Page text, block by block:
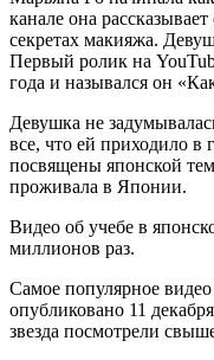
канале она
секретах макияжа.
Первый ролик на
года и назывался он
Девушка не
все, что ей приходило
посвящены японской
проживала в Японии.
Видео об учебе в
миллионов раз.
Самое популярное
опубликовано 11
звезда посмотрели